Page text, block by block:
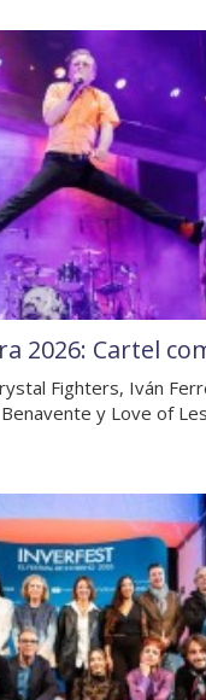
2026: Cartel
Fighters, Iván
Benavente y Love of